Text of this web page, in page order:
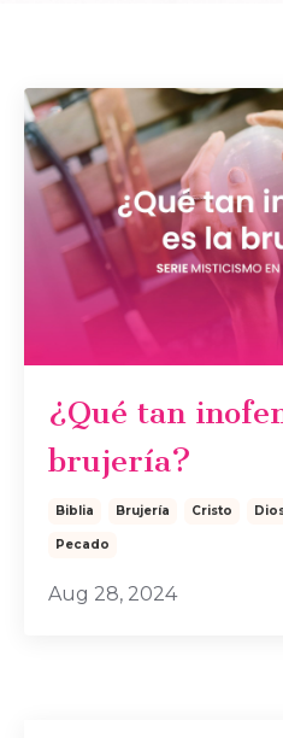
¿Qué tan
brujería?
Biblia Brujería Cristo
Pecado
Aug 28, 2024